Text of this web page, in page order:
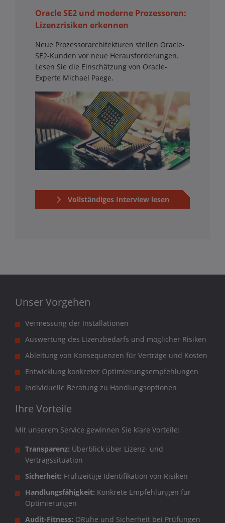
Oracle SE2 und moderne Prozessoren:
Lizenzrisiken erkennen
Neue Prozessorarchitekturen stellen Oracle-
SE2-Kunden vor neue Herausforderungen.
Lesen Sie die Einschätzung von Oracle-
Experte Michael Paege.
Vollständiges Interview lesen
Unser Vorgehen
Vermessung der Installationen
Auswertung des Lizenzbedarfs und möglicher Risiken
Ableitung von Konsequenzen für Verträge und Kosten
Entwicklung konkreter Optimierungsempfehlungen
Individuelle Beratung zu Handlungsoptionen
Ihre Vorteile
Mit unserem Service gewinnen Sie klare Vorteile:
Transparenz: Überblick über Lizenz- und
Vertragssituation
Sicherheit: Frühzeitige Identifikation von Risiken
Handlungsfähigkeit: Konkrete Empfehlungen für
Optimierungen
Audit-Fitness: ORuhe und Sicherheit bei Prüfungen